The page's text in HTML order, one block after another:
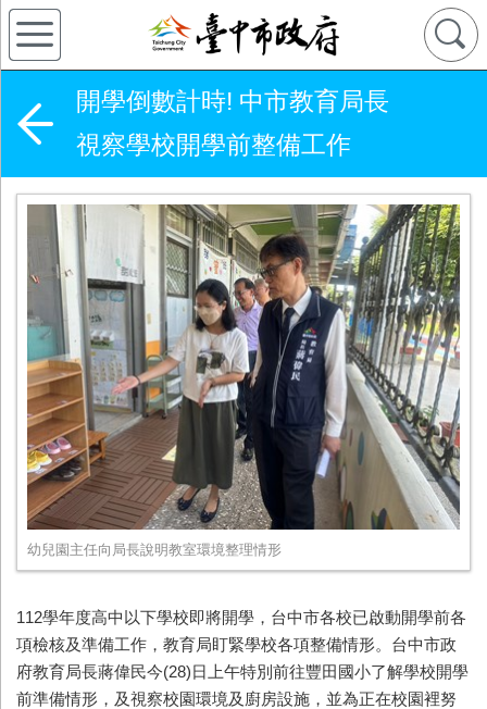
開學倒數計時! 中市教育局長
視察學校開學前整備工作
幼兒園主任向局長說明教室環境整理情形
112學年度高中以下學校即將開學，台中市各校已啟動開學前各
項檢核及準備工作，教育局盯緊學校各項整備情形。台中市政
府教育局長蔣偉民今(28)日上午特別前往豐田國小了解學校開學
前準備情形，及視察校園環境及廚房設施，並為正在校園裡努